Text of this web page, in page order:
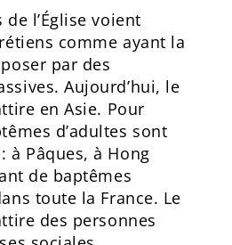
l’Église voient
comme ayant la
par des
Aujourd’hui, le
en Asie. Pour
d’adultes sont
à Pâques, à Hong
de baptêmes
toute la France. Le
des personnes